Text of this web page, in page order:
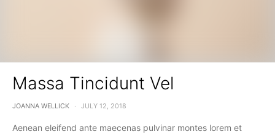
Massa Tincidunt Vel
JOANNA WELLICK JULY 12, 2018
Aenean eleifend ante maecenas pulvinar montes lorem et